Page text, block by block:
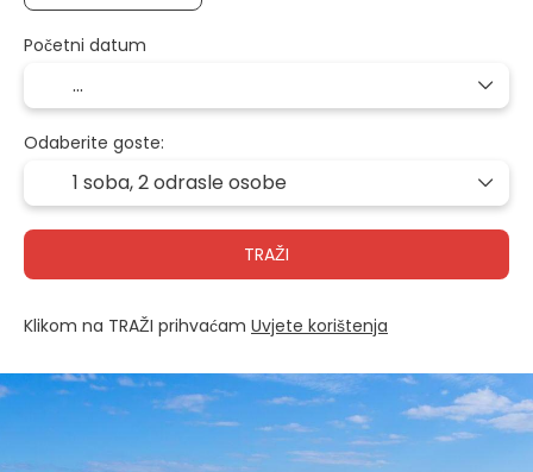
Početni datum
Odaberite goste:
1 soba,2 odrasle osobe
TRAŽI
Klikom na TRAŽI prihvaćam Uvjete korištenja